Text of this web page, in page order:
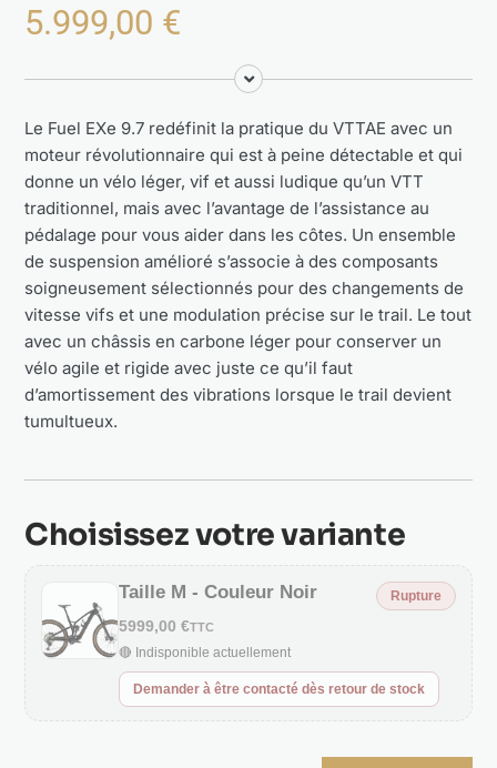
5.999,00 €
Le Fuel EXe 9.7 redéfinit la pratique du VTTAE avec un
moteur révolutionnaire qui est à peine détectable et qui
donne un vélo léger, vif et aussi ludique qu’un VTT
traditionnel, mais avec l’avantage de l’assistance au
pédalage pour vous aider dans les côtes. Un ensemble
de suspension amélioré s’associe à des composants
soigneusement sélectionnés pour des changements de
vitesse vifs et une modulation précise sur le trail. Le tout
avec un châssis en carbone léger pour conserver un
vélo agile et rigide avec juste ce qu’il faut
d’amortissement des vibrations lorsque le trail devient
tumultueux.
Choisissez votre variante
Taille M - Couleur Noir Rupture
5999,00 €TTC
🔴 Indisponible actuellement
Demander à être contacté dès retour de stock